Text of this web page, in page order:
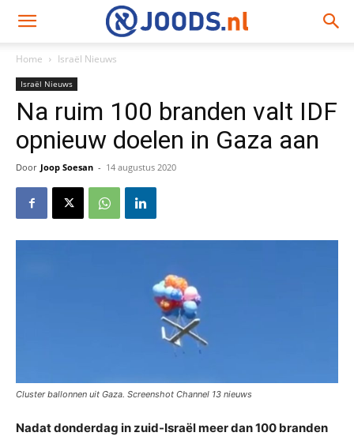
Home Israël Nieuws
Israël Nieuws
Na ruim 100 branden valt IDF
opnieuw doelen in Gaza aan
Door Joop Soesan - 14 augustus 2020
Cluster ballonnen uit Gaza. Screenshot Channel 13 nieuws
Nadat donderdag in zuid-Israël meer dan 100 branden